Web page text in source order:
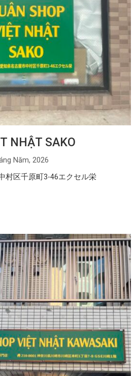
NHẬT SAKO
Năm, 2026
村区千原町3-46エクセル栄